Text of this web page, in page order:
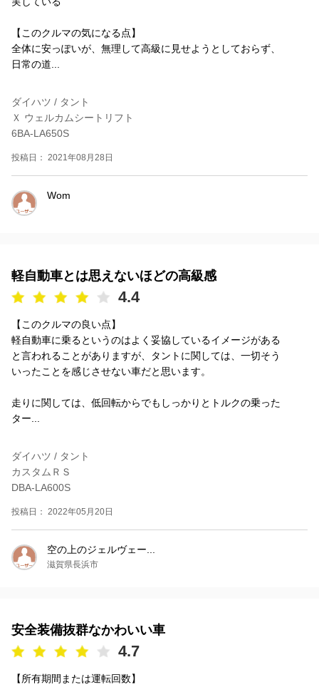
【このクルマの気になる点】
全体に安っぽいが、無理して高級に見せようとしておらず、
日常の道...
ダイハツ / タント
Ｘ ウェルカムシートリフト
6BA-LA650S
投稿日： 2021年08月28日
Wom
軽自動車とは思えないほどの高級感
4.4
【このクルマの良い点】
軽自動車に乗るというのはよく妥協しているイメージがある
と言われることがありますが、タントに関しては、一切そう
いったことを感じさせない車だと思います。
走りに関しては、低回転からでもしっかりとトルクの乗った
ター...
ダイハツ / タント
カスタムＲＳ
DBA-LA600S
投稿日： 2022年05月20日
空の上のジェルヴェー...
滋賀県長浜市
安全装備抜群なかわいい車
4.7
【所有期間または運転回数】